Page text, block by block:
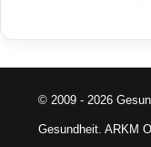
© 2009 - 2026
Gesundheit. ARKM